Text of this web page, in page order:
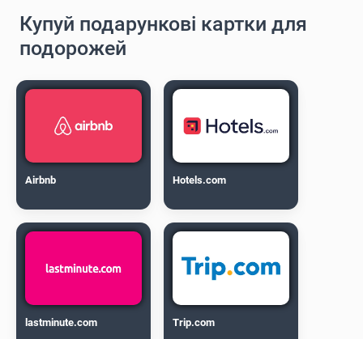
Купуй подарункові картки для
подорожей
Airbnb Hotels.com
lastminute.com Trip.com